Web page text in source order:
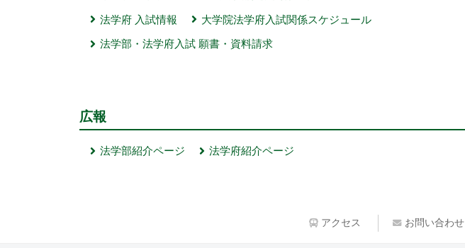
法学府 入試情報 大学院法学府入試関係スケジュール
法学部・法学府入試 願書・資料請求
広報
法学部紹介ページ 法学府紹介ページ
アクセス お問い合わせ